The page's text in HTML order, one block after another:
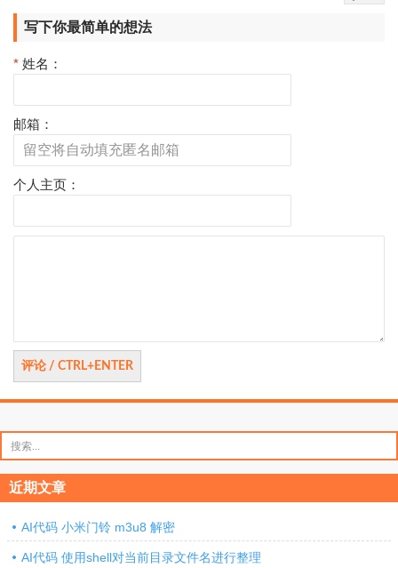
写下你最简单的想法
* 姓名：
邮箱：
个人主页：
索：
近期文章
AI代码 小米门铃 m3u8 解密
AI代码 使用shell对当前目录文件名进行整理